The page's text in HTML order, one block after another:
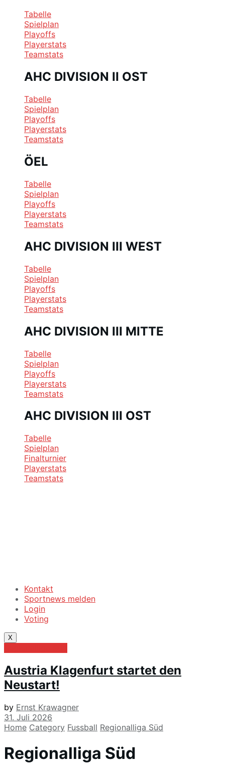
Tabelle
Spielplan
Playoffs
Playerstats
Teamstats
AHC DIVISION II OST
Tabelle
Spielplan
Playoffs
Playerstats
Teamstats
ÖEL
Tabelle
Spielplan
Playoffs
Playerstats
Teamstats
AHC DIVISION III WEST
Tabelle
Spielplan
Playoffs
Playerstats
Teamstats
AHC DIVISION III MITTE
Tabelle
Spielplan
Playoffs
Playerstats
Teamstats
AHC DIVISION III OST
Tabelle
Spielplan
Finalturnier
Playerstats
Teamstats
Kontakt
Sportnews melden
Login
Voting
X
Austria Klagenfurt startet den
Neustart!
by Ernst Krawagner
31. Juli 2026
Home Category Fussball Regionalliga Süd
Regionalliga Süd